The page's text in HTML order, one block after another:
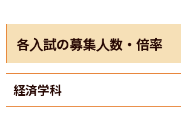
各入試の募集人数・倍率
経済学科